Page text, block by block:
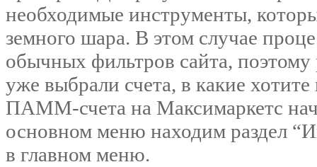
необходимые инструменты,
земного шара. В этом случае
обычных фильтров сайта, поэтому
уже выбрали счета, в какие
ПАММ-счета на Максимаркетс
основном меню находим раздел
в главном меню.